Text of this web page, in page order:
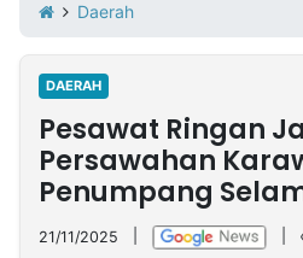
Iklan
Berita
Kami
Nasional
International
Olahraga
Entertainment
Daerah
Pariwisata
Kuliner
Kolom
Network
Daerah
DAERAH
Pesawat Ringan
Persawahan
Penumpang
21/11/2025